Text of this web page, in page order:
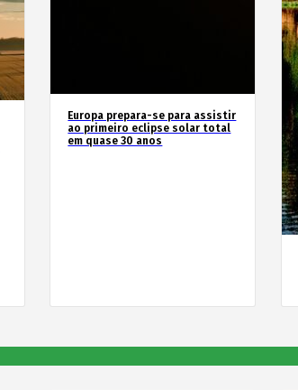
Europa prepara-se para assistir
ao primeiro eclipse solar total
em quase 30 anos